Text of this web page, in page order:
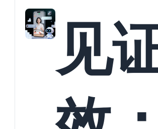
螂
以
见